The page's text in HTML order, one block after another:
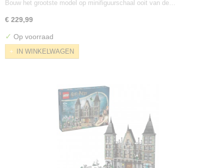
Hoofdtoren
Bouw het grootste model op minifiguurschaal ooit van de…
€ 229,99
✓ Op voorraad
IN WINKELWAGEN